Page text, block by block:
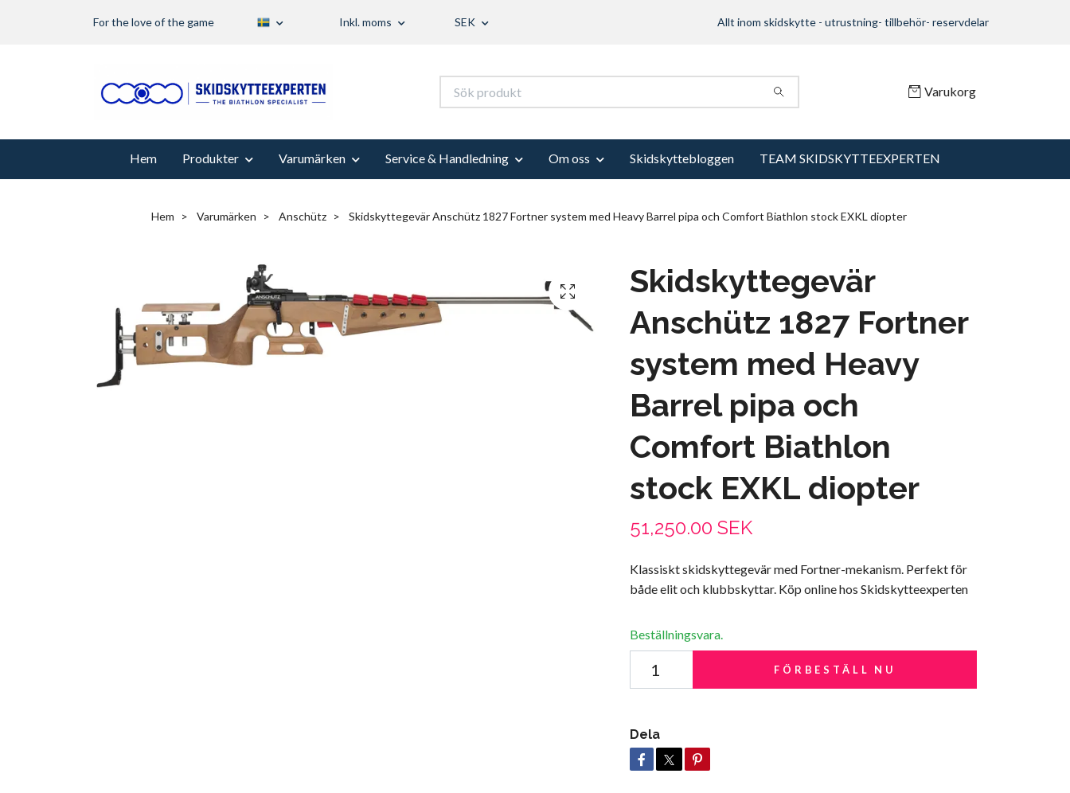
For the love of the game Inkl. moms SEK Allt inom skidskytte - utrustning- tillbehör- reservdelar
Varukorg
Hem Produkter Varumärken Service & Handledning Om oss Skidskyttebloggen TEAM SKIDSKYTTEEXPERTEN
Hem Varumärken Anschütz Skidskyttegevär Anschütz 1827 Fortner system med Heavy Barrel pipa och Comfort Biathlon stock EXKL diopter
Skidskyttegevär
Anschütz 1827 Fortner
system med Heavy
Barrel pipa och
Comfort Biathlon
stock EXKL diopter
51,250.00 SEK
Klassiskt skidskyttegevär med Fortner-mekanism. Perfekt för
både elit och klubbskyttar. Köp online hos Skidskytteexperten
Beställningsvara.
FÖRBESTÄLL NU
Dela